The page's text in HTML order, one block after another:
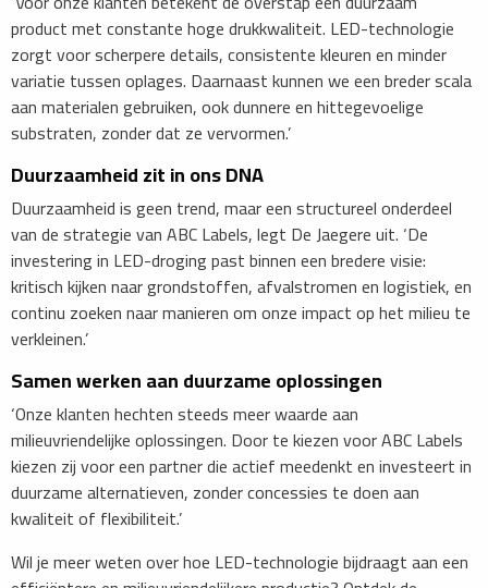
product met constante hoge drukkwaliteit. LED-technologie
zorgt voor scherpere details, consistente kleuren en minder
variatie tussen oplages. Daarnaast kunnen we een breder scala
aan materialen gebruiken, ook dunnere en hittegevoelige
substraten, zonder dat ze vervormen.’
Duurzaamheid zit in ons DNA
Duurzaamheid is geen trend, maar een structureel onderdeel
van de strategie van ABC Labels, legt De Jaegere uit. ‘De
investering in LED-droging past binnen een bredere visie:
kritisch kijken naar grondstoffen, afvalstromen en logistiek, en
continu zoeken naar manieren om onze impact op het milieu te
verkleinen.’
Samen werken aan duurzame oplossingen
‘Onze klanten hechten steeds meer waarde aan
milieuvriendelijke oplossingen. Door te kiezen voor ABC Labels
kiezen zij voor een partner die actief meedenkt en investeert in
duurzame alternatieven, zonder concessies te doen aan
kwaliteit of flexibiliteit.’
Wil je meer weten over hoe LED-technologie bijdraagt aan een